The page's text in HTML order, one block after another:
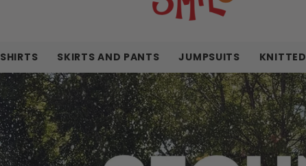
SHIRTS SKIRTS AND PANTS JUMPSUITS KNITTED